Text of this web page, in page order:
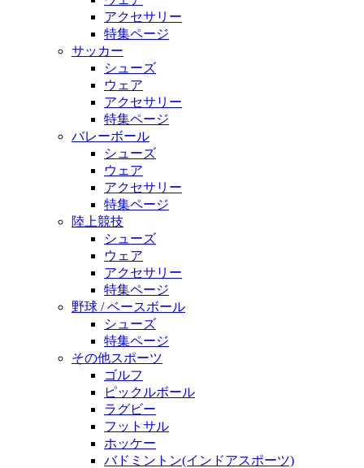
アクセサリー
特集ページ
サッカー
シューズ
ウェア
アクセサリー
特集ページ
バレーボール
シューズ
ウェア
アクセサリー
特集ページ
陸上競技
シューズ
ウェア
アクセサリー
特集ページ
野球 / ベースボール
シューズ
特集ページ
その他スポーツ
ゴルフ
ピックルボール
ラグビー
フットサル
ホッケー
バドミントン(インドアスポーツ)